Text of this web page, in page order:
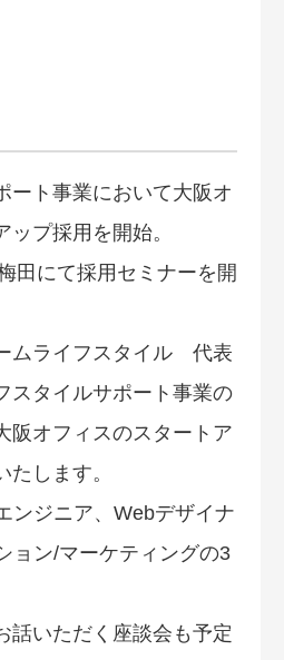
ート事業において大阪オ
ップ採用を開始。
田にて採用セミナーを開
ムライフスタイル 代表
スタイルサポート事業の
阪オフィスのスタートア
たします。
ンジニア、Webデザイナ
ョン/マーケティングの3
話いただく座談会も予定